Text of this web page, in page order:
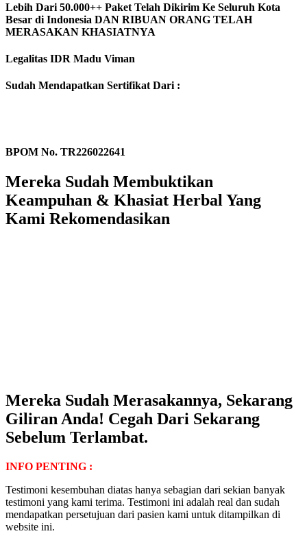
Lebih Dari 50.000++ Paket Telah Dikirim Ke Seluruh Kota
Besar di Indonesia DAN RIBUAN ORANG TELAH
MERASAKAN KHASIATNYA
Legalitas IDR Madu Viman
Sudah Mendapatkan Sertifikat Dari :
BPOM No. TR226022641
Mereka Sudah Membuktikan
Keampuhan & Khasiat Herbal Yang
Kami Rekomendasikan
Mereka Sudah Merasakannya, Sekarang
Giliran Anda! Cegah Dari Sekarang
Sebelum Terlambat.
INFO PENTING :
Testimoni kesembuhan diatas hanya sebagian dari sekian banyak
testimoni yang kami terima. Testimoni ini adalah real dan sudah
mendapatkan persetujuan dari pasien kami untuk ditampilkan di
website ini.